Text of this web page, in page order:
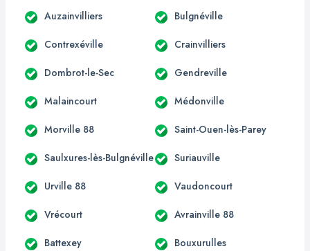
Auzainvilliers Bulgnéville
Contrexéville Crainvilliers
Dombrot-le-Sec Gendreville
Malaincourt Médonville
Morville 88 Saint-Ouen-lès-Parey
Saulxures-lès-Bulgnéville Suriauville
Urville 88 Vaudoncourt
Vrécourt Avrainville 88
Battexey Bouxurulles